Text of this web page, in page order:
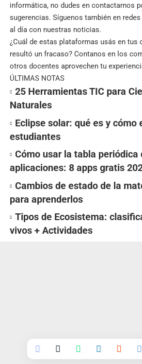
informática, no dudes en contactarnos
sugerencias. Síguenos también en
al día con nuestras noticias.
¿Cuál de estas plataformas usás en tus
resultó un fracaso? Contanos en los
otros docentes aprovechen tu
ÚLTIMAS NOTAS
25 Herramientas TIC para
Naturales
Eclipse solar: qué es y cómo
estudiantes
Cómo usar la tabla periódica
aplicaciones: 8 apps gratis
Cambios de estado de la
para aprenderlos
Tipos de Ecosistema:
vivos + Actividades